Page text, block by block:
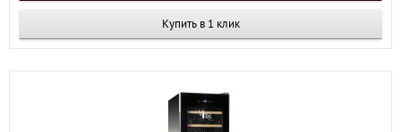
Купить в 1 клик